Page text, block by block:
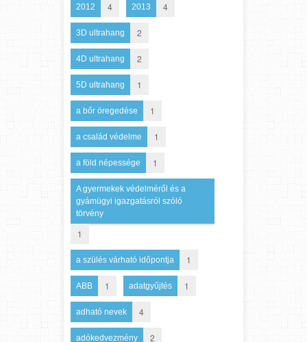
2012 4 2013 4
3D ultrahang 2
4D ultrahang 2
5D ultrahang 1
a bőr öregedése 1
a család védelme 1
a föld népessége 1
A gyermekek védelméről és a
gyámügyi igazgatásról szóló
törvény
1
a szülés várható időpontja 1
ABB 1 adatgyűjtés 1
adható nevek 4
adókedvezmény 2